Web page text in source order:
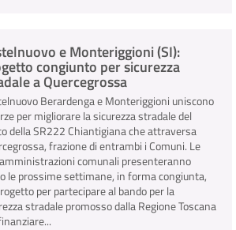
e Monteriggioni (SI):
congiunto per sicurezza
a Quercegrossa
Berardenga e Monteriggioni uniscono
per migliorare la sicurezza stradale del
della SR222 Chiantigiana che attraversa
frazione di entrambi i Comuni. Le
comunali presenteranno
le prossime settimane, in forma congiunta,
per partecipare al bando per la
stradale promosso dalla Regione Toscana